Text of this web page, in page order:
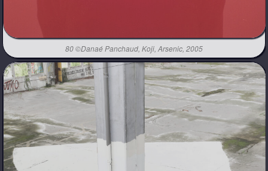
80 ©Danaé Panchaud, Koji, Arsenic, 2005